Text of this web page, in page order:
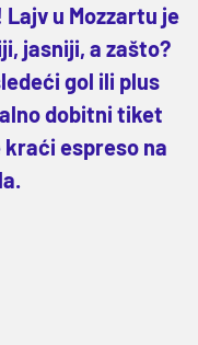
u Mozzartu je
jasniji, a zašto?
gol ili plus
dobitni tiket
espreso na